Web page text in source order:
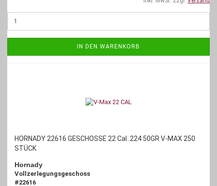
IN DEN WARENKORB
HORNADY 22616 GESCHOSSE 22 Cal .224 50GR V-MAX 250
STÜCK
Hornady
Vollzerlegungsgeschoss
#22616